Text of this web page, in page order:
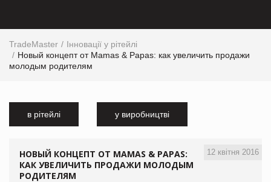
TradeMaster
Інновації у рітейлі
Новый концепт от Mamas & Papas: как увеличить продажи
молодым родителям
в рітейлі у виробництві
12 квітня 2016
НОВЫЙ КОНЦЕПТ ОТ MAMAS & PAPAS:
КАК УВЕЛИЧИТЬ ПРОДАЖИ МОЛОДЫМ
РОДИТЕЛЯМ